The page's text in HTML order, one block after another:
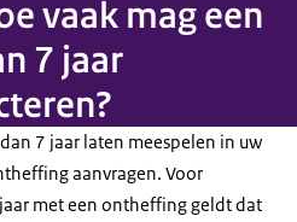
vaak mag een
7 jaar
7 jaar laten meespelen in uw
aanvragen. Voor
met een ontheffing geldt dat